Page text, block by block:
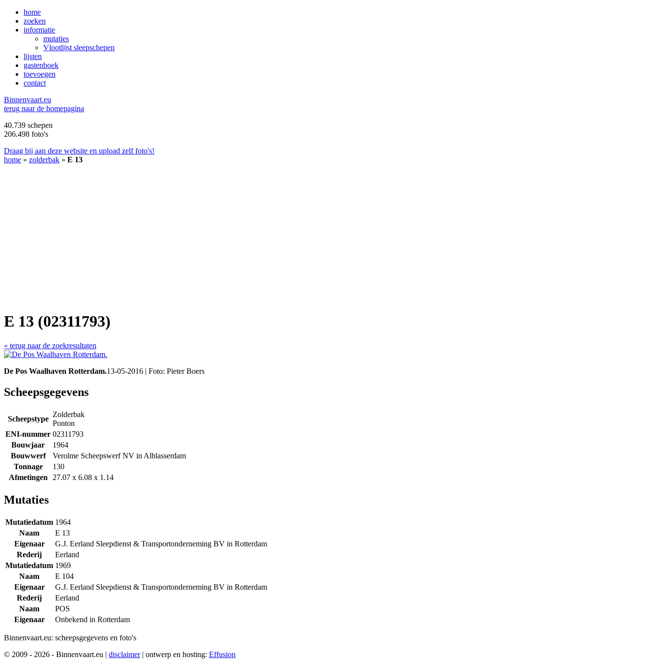
home
zoeken
informatie
mutaties
Vlootlijst sleepschepen
lijsten
gastenboek
toevoegen
contact
Binnenvaart.eu
terug naar de homepagina
40.739 schepen
206.498 foto's
Draag bij aan deze website en upload zelf foto's!
home » zolderbak » E 13
E 13 (02311793)
« terug naar de zoekresultaten
De Pos Waalhaven Rotterdam.13-05-2016 | Foto: Pieter Boers
Scheepsgegevens
Scheepstype
Zolderbak
Ponton
ENI-nummer 02311793
Bouwjaar
1964
Bouwwerf
Verolme Scheepswerf NV in Alblasserdam
Tonnage
130
Afmetingen
27.07 x 6.08 x 1.14
Mutaties
Mutatiedatum 1964
Naam
E 13
Eigenaar
G.J. Eerland Sleepdienst & Transportonderneming BV in Rotterdam
Rederij
Eerland
Mutatiedatum 1969
Naam
E 104
Eigenaar
G.J. Eerland Sleepdienst & Transportonderneming BV in Rotterdam
Rederij
Eerland
Naam
POS
Eigenaar
Onbekend in Rotterdam
Binnenvaart.eu: scheepsgegevens en foto's
© 2009 - 2026 - Binnenvaart.eu | disclaimer | ontwerp en hosting: Effusion